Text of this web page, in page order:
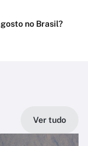
no Brasil?
Ver tudo